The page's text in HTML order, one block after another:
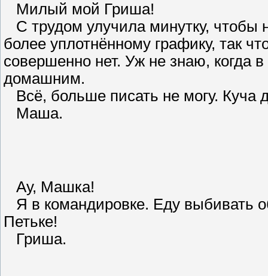
Милый мой Гриша!
С трудом улучила минутку,
более уплотнённому графику, так
совершенно нет. Уж не знаю, когда
домашним.
Всё, больше писать не могу. Куча
Маша.
Ау, Машка!
Я в командировке. Еду выбивать
Петьке!
Гриша.